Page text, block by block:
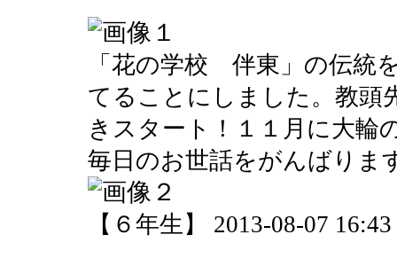
「花の学校 伴東」の伝統
てることにしました。教頭
きスタート！１１月に大輪
毎日のお世話をがんばりま
【６年生】 2013-08-07